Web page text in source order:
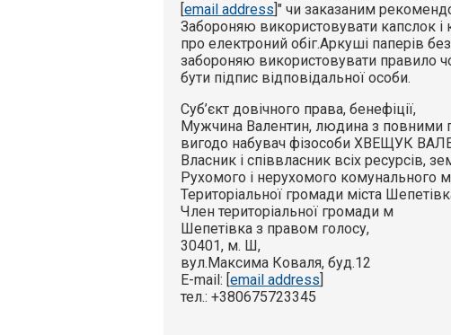
[email address]" чи заказаним
Забороняю використовувати капслок і
про електроний обіг.Аркуші паперів
забороняю використовувати правило
бути підпис відповідальної особи.
Суб’єкт довічного права, бенефіції,
Мужчина Валентин, людина з повними
вигодо набувач фізособи ХВЕЩУК
Власник і співвласник всіх ресурсів,
Рухомого і нерухомого комунального
Територіальної громади міста
Член територіальної громади м
Шепетівка з правом голосу,
30401, м. Ш,
вул.Максима Коваля, буд.12
E-mail: [email address]
тел.: +380675723345